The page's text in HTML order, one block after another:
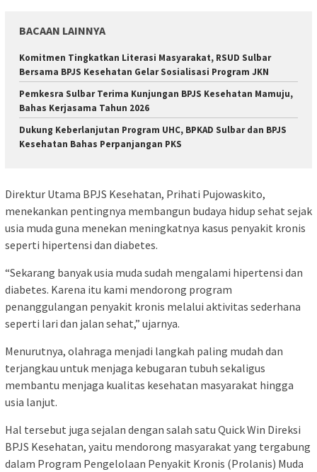
BACAAN LAINNYA
Komitmen Tingkatkan Literasi Masyarakat, RSUD Sulbar
Bersama BPJS Kesehatan Gelar Sosialisasi Program JKN
Pemkesra Sulbar Terima Kunjungan BPJS Kesehatan Mamuju,
Bahas Kerjasama Tahun 2026
Dukung Keberlanjutan Program UHC, BPKAD Sulbar dan BPJS
Kesehatan Bahas Perpanjangan PKS
Direktur Utama BPJS Kesehatan, Prihati Pujowaskito,
menekankan pentingnya membangun budaya hidup sehat sejak
usia muda guna menekan meningkatnya kasus penyakit kronis
seperti hipertensi dan diabetes.
“Sekarang banyak usia muda sudah mengalami hipertensi dan
diabetes. Karena itu kami mendorong program
penanggulangan penyakit kronis melalui aktivitas sederhana
seperti lari dan jalan sehat,” ujarnya.
Menurutnya, olahraga menjadi langkah paling mudah dan
terjangkau untuk menjaga kebugaran tubuh sekaligus
membantu menjaga kualitas kesehatan masyarakat hingga
usia lanjut.
Hal tersebut juga sejalan dengan salah satu Quick Win Direksi
BPJS Kesehatan, yaitu mendorong masyarakat yang tergabung
dalam Program Pengelolaan Penyakit Kronis (Prolanis) Muda